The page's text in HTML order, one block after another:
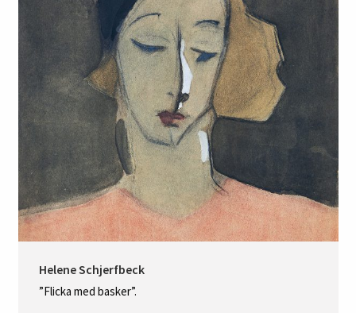
Helene Schjerfbeck
”Flicka med basker”.